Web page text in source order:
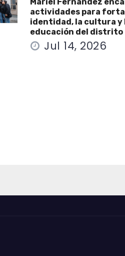
actividades para
identidad, la cultura y
educación del distrito
Jul 14, 2026